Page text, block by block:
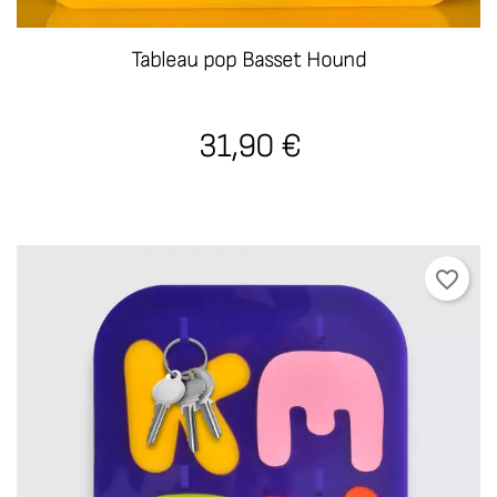
Tableau pop Basset Hound
31,90 €
favorite_border